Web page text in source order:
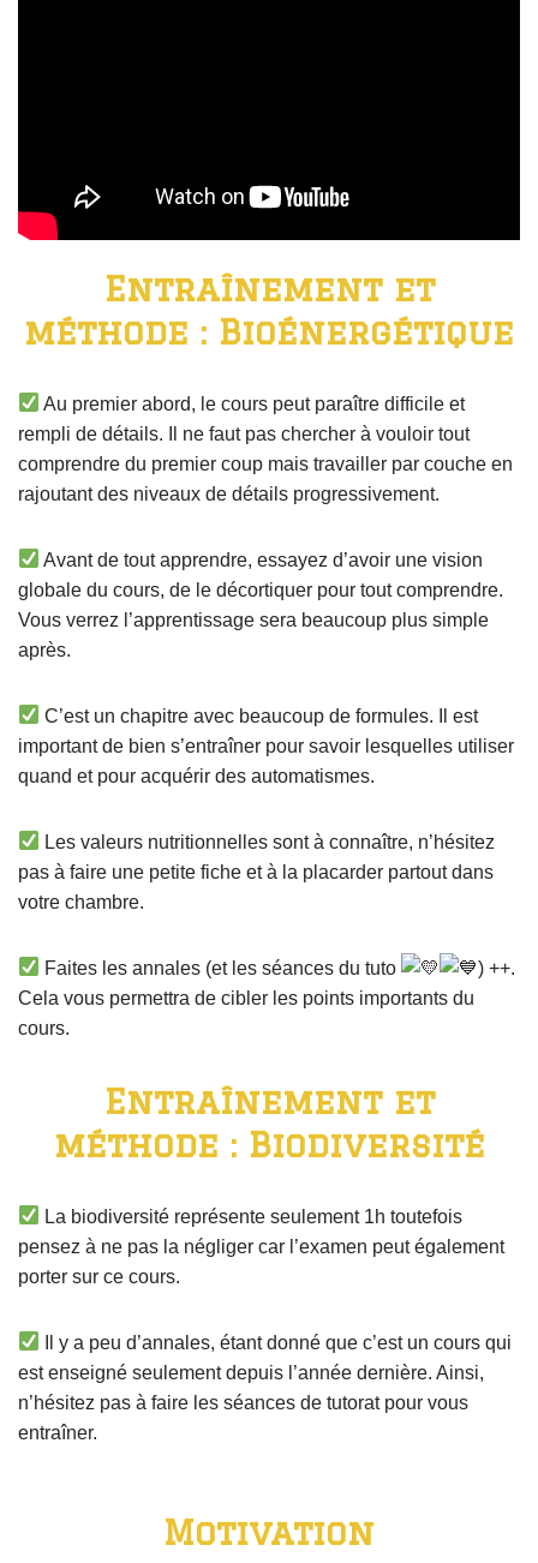
Entraînement et
méthode : Bioénergétique
Au premier abord, le cours peut paraître difficile et
rempli de détails. Il ne faut pas chercher à vouloir tout
comprendre du premier coup mais travailler par couche en
rajoutant des niveaux de détails progressivement.
Avant de tout apprendre, essayez d’avoir une vision
globale du cours, de le décortiquer pour tout comprendre.
Vous verrez l’apprentissage sera beaucoup plus simple
après.
C’est un chapitre avec beaucoup de formules. Il est
important de bien s’entraîner pour savoir lesquelles utiliser
quand et pour acquérir des automatismes.
Les valeurs nutritionnelles sont à connaître, n’hésitez
pas à faire une petite fiche et à la placarder partout dans
votre chambre.
Faites les annales (et les séances du tuto
) ++.
Cela vous permettra de cibler les points importants du
cours.
Entraînement et
méthode : Biodiversité
La biodiversité représente seulement 1h toutefois
pensez à ne pas la négliger car l’examen peut également
porter sur ce cours.
Il y a peu d’annales, étant donné que c’est un cours qui
est enseigné seulement depuis l’année dernière. Ainsi,
n’hésitez pas à faire les séances de tutorat pour vous
entraîner.
Motivation